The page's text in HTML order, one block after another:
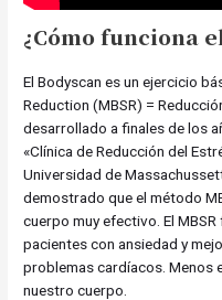
¿Cómo funciona
El Bodyscan es un ejercicio
Reduction (MBSR) =
desarrollado a finales de los
«Clínica de Reducción del
Universidad de
demostrado que el método
cuerpo muy efectivo. El
pacientes con ansiedad y
problemas cardíacos. Menos
nuestro cuerpo.